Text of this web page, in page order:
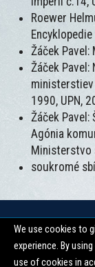
Roewer
Žáček Pavel:
Žáček
1990, UPN,
Žáček Pavel:
Agónia
Ministerstvo
soukromé
Copyright © 2026 -Centrum
We use cookies to
experience. By
use of cookies in